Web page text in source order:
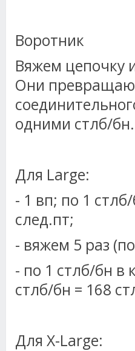
Воротник
Вяжем цепочку
Они
одними стлб/бн.
Для Large:
- 1 вп; по 1
след.пт;
- вяжем 5 раз
- по 1 стлб/бн в
стлб/бн = 168
Для X-Large: